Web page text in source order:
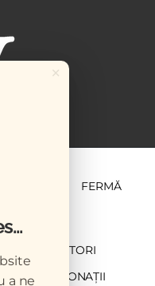
FERMĂ
CONTRIBUTORI
DONAȚII
×
a ne